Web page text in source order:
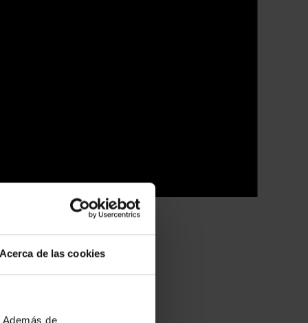
Acerca de las cookies
de